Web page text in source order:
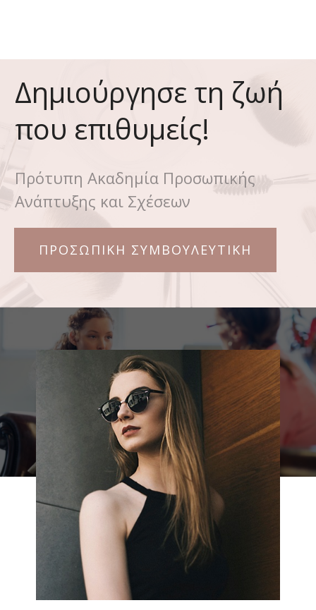
Δημιούργησε τη ζωή
που επιθυμείς!
Πρότυπη Ακαδημία Προσωπικής
Ανάπτυξης και Σχέσεων
ΠΡΟΣΩΠΙΚΗ ΣΥΜΒΟΥΛΕΥΤΙΚΗ